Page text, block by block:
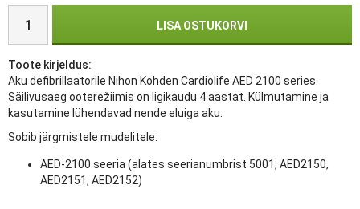
LISA OSTUKORVI
Toote kirjeldus:
Aku defibrillaatorile Nihon Kohden Cardiolife AED 2100 series.
Säilivusaeg ooterežiimis on ligikaudu 4 aastat. Külmutamine ja
kasutamine lühendavad nende eluiga aku.
Sobib järgmistele mudelitele:
AED-2100 seeria (alates seerianumbrist 5001, AED2150,
AED2151, AED2152)